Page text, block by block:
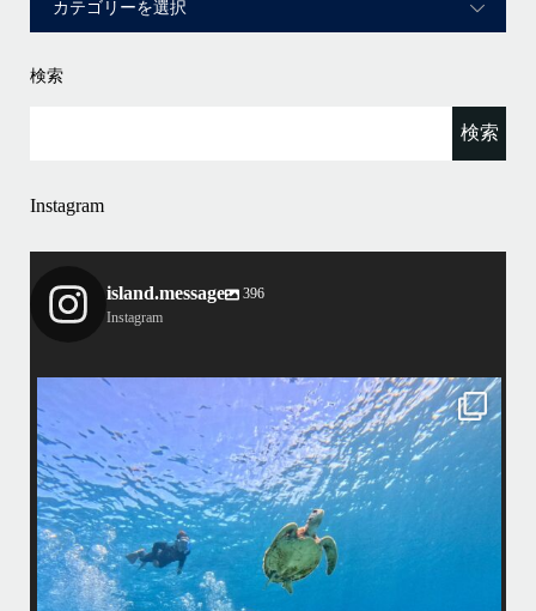
検索
Instagram
island.message
396
Instagram
island.message
渋谷さん(船長)20年来のリピーター様&
そのお仲間の皆様とケラマへ行って来ました！
・
天気最高ー！
ウミガメ日和で初ダイビングの方もばっちり見れました
・
あっという間の一日でした！
また一緒に潜りましょう
ありがとうございました